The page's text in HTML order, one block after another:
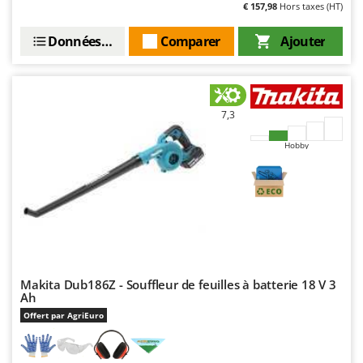
Ribimex
Rover Pompe
Royal Food
Sbaraglia
Schnitzer
€ 157,98 Hors taxes (HT)
Ajouter
Comparer
Données techniques
7,3
Hobby
Makita Dub186Z - Souffleur de feuilles à batterie 18 V 3
Ah
Offert par AgriEuro